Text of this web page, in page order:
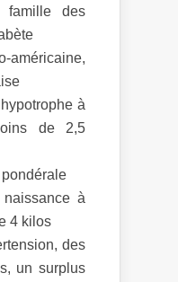
famille des
américaine,
à
de 2,5
à
4 kilos
des
un surplus